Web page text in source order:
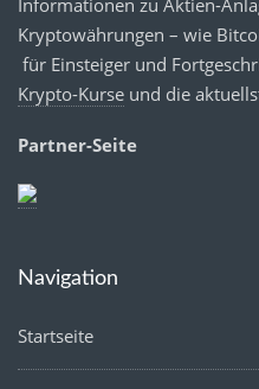
Informationen zu Aktien-
Kryptowährungen – wie
für Einsteiger und
Krypto-Kurse und die
Partner-Seite
Navigation
Startseite